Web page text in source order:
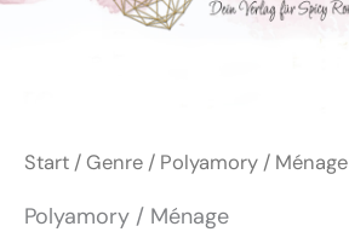
Start /Genre / Polyamory / Ménage
Polyamory / Ménage